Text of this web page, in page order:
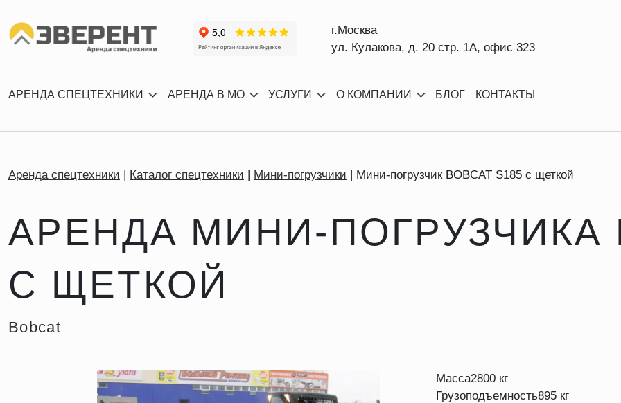
г.Москва
ул. Кулакова, д. 20 стр. 1А, офис 323
АРЕНДА СПЕЦТЕХНИКИ АРЕНДА В МО УСЛУГИ О КОМПАНИИ БЛОГ КОНТАКТЫ
Аренда спецтехники Каталог спецтехники Мини-погрузчики Мини-погрузчик BOBCAT S185 с щеткой
АРЕНДА МИНИ-ПОГРУЗЧИКА
С ЩЕТКОЙ
Bobcat
Масса2800 кг
Грузоподъемность895 кг